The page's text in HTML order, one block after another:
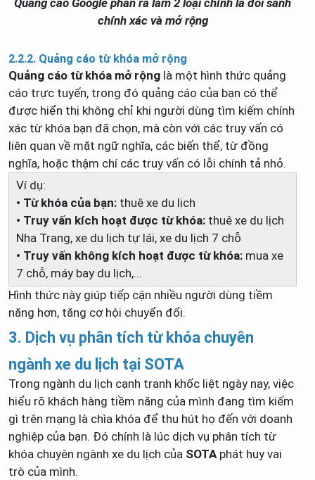
chính xác và mở rộng
2.2.2. Quảng cáo từ khóa mở rộng
Quảng cáo từ khóa mở rộng là một hình thức quảng
cáo trực tuyến, trong đó quảng cáo của bạn có thể
được hiển thị không chỉ khi người dùng tìm kiếm chính
xác từ khóa bạn đã chọn, mà còn với các truy vấn có
liên quan về mặt ngữ nghĩa, các biến thể, từ đồng
nghĩa, hoặc thậm chí các truy vấn có lỗi chính tả nhỏ.
Ví dụ:
• Từ khóa của bạn: thuê xe du lịch
• Truy vấn kích hoạt được từ khóa: thuê xe du lịch
Nha Trang, xe du lịch tự lái, xe du lịch 7 chỗ
• Truy vấn không kích hoạt được từ khóa: mua xe
7 chỗ, máy bay du lịch,...
Hình thức này giúp tiếp cận nhiều người dùng tiềm
năng hơn, tăng cơ hội chuyển đổi.
3. Dịch vụ phân tích từ khóa chuyên
ngành xe du lịch tại SOTA
Trong ngành du lịch cạnh tranh khốc liệt ngày nay, việc
hiểu rõ khách hàng tiềm năng của mình đang tìm kiếm
gì trên mạng là chìa khóa để thu hút họ đến với doanh
nghiệp của bạn. Đó chính là lúc dịch vụ phân tích từ
khóa chuyên ngành xe du lịch của SOTA phát huy vai
trò của mình.